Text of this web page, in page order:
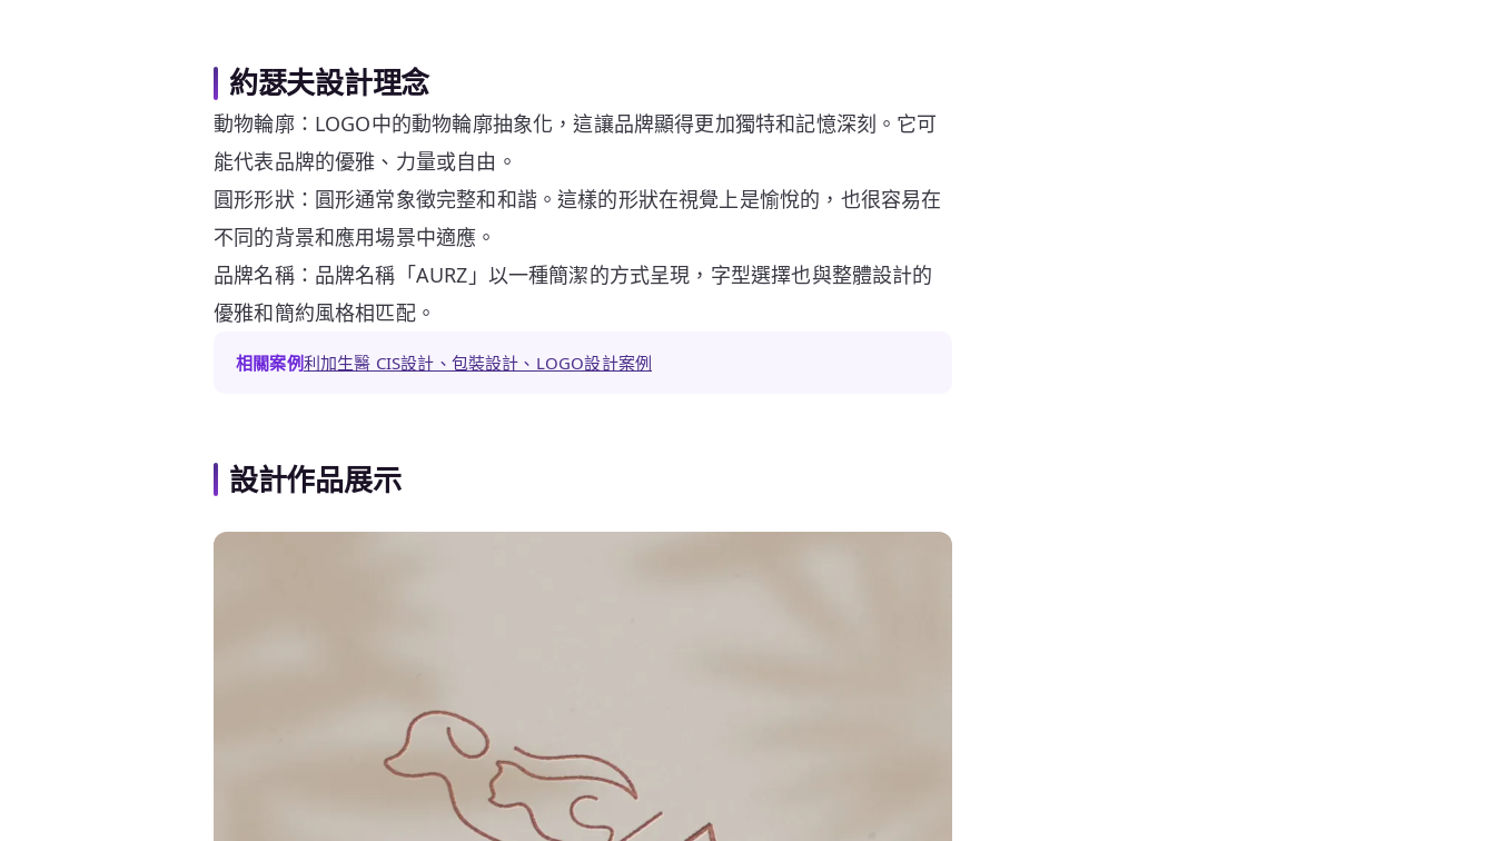
約瑟夫設計理念
動物輪廓：LOGO中的動物輪廓抽象化，這讓品牌顯得更加獨特和記憶深刻。它可
能代表品牌的優雅、力量或自由。
圓形形狀：圓形通常象徵完整和和諧。這樣的形狀在視覺上是愉悅的，也很容易在
不同的背景和應用場景中適應。
品牌名稱：品牌名稱「AURZ」以一種簡潔的方式呈現，字型選擇也與整體設計的
優雅和簡約風格相匹配。
相關案例利加生醫 CIS設計、包裝設計、LOGO設計案例
設計作品展示